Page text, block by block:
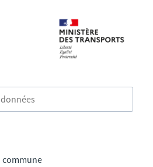
commune